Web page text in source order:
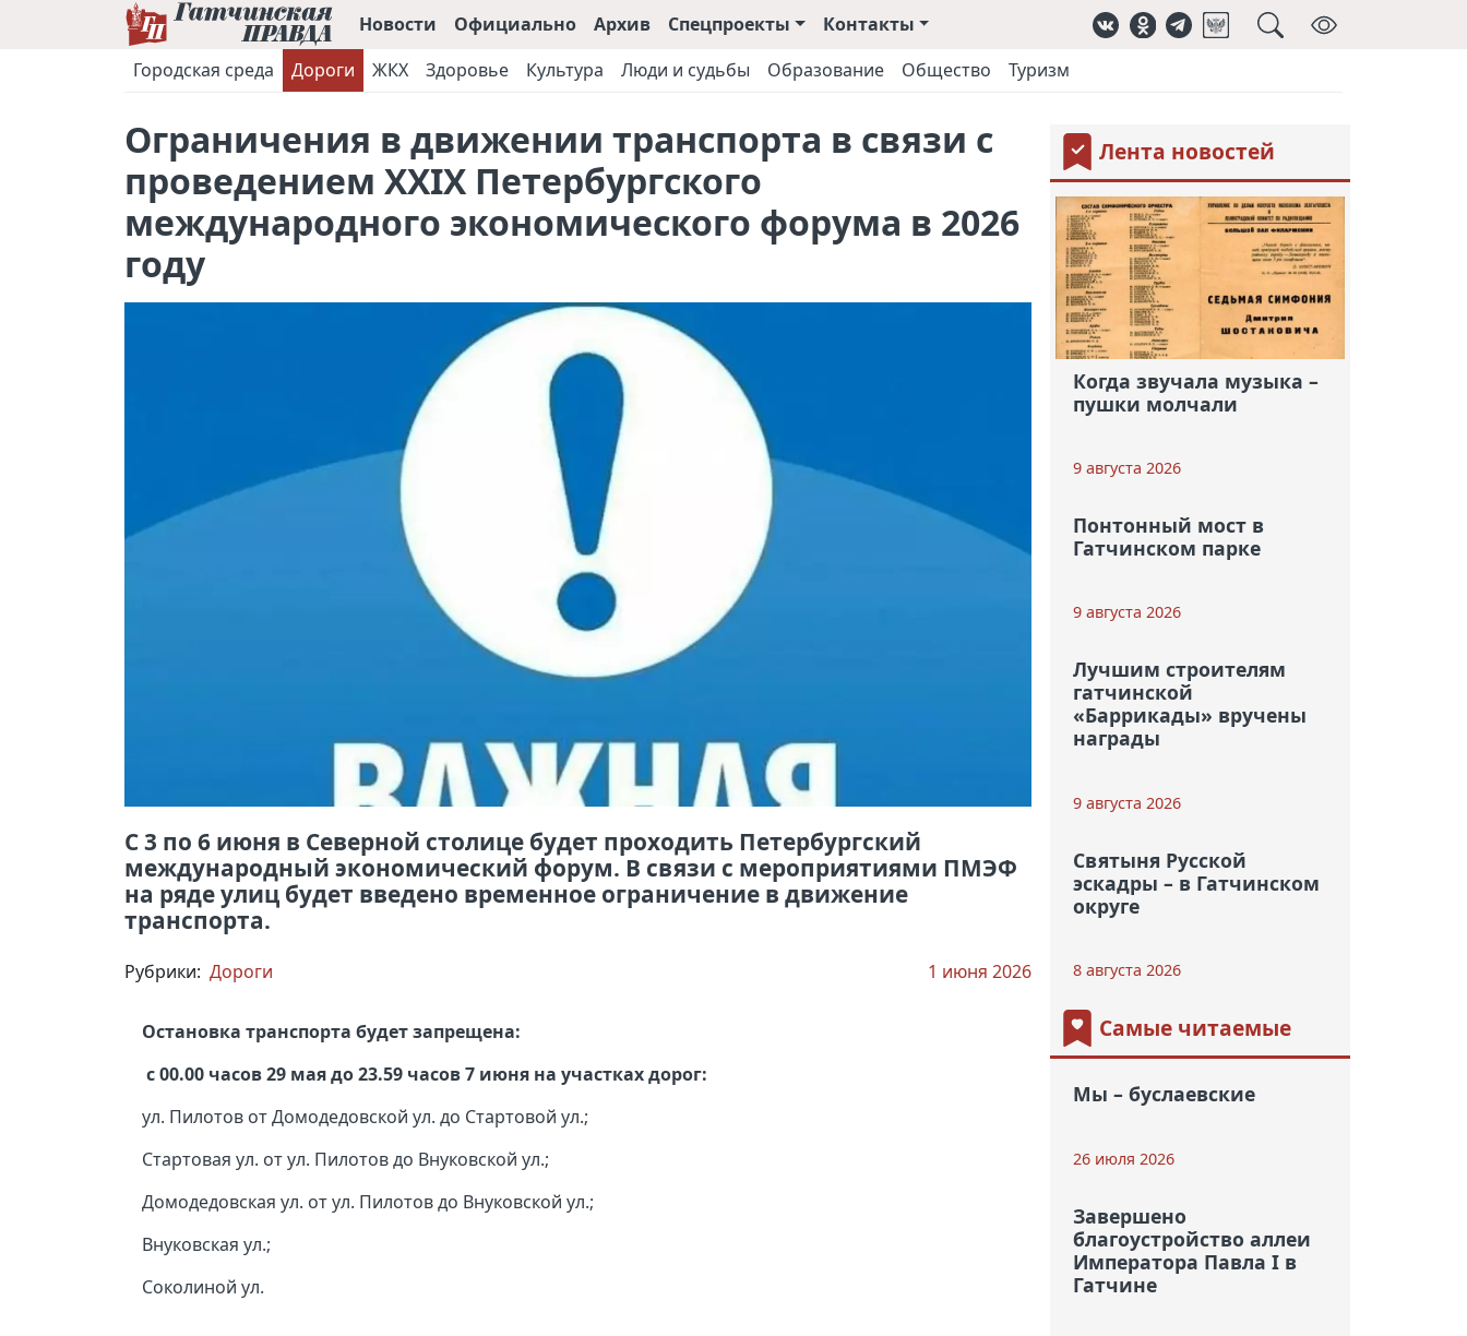
Новости Официально Архив Спецпроекты
Контакты
Городская среда
Дороги ЖКХ Здоровье Культура Люди и судьбы Образование Общество Туризм
Ограничения в движении транспорта в связи с
проведением XXIX Петербургского
международного экономического форума в 2026
году
С 3 по 6 июня в Северной столице будет проходить Петербургский
международный экономический форум. В связи с мероприятиями ПМЭФ
на ряде улиц будет введено временное ограничение в движение
транспорта.
Рубрики: Дороги 1 июня 2026
Остановка транспорта будет запрещена:
с 00.00 часов 29 мая до 23.59 часов 7 июня на участках дорог:
ул. Пилотов от Домодедовской ул. до Стартовой ул.;
Стартовая ул. от ул. Пилотов до Внуковской ул.;
Домодедовская ул. от ул. Пилотов до Внуковской ул.;
Внуковская ул.;
Соколиной ул.
Лента новостей
Когда звучала музыка –
пушки молчали
9 августа 2026
Понтонный мост в
Гатчинском парке
9 августа 2026
Лучшим строителям
гатчинской
«Баррикады» вручены
награды
9 августа 2026
Святыня Русской
эскадры – в Гатчинском
округе
8 августа 2026
Самые читаемые
Мы – буслаевские
26 июля 2026
Завершено
благоустройство аллеи
Императора Павла I в
Гатчине